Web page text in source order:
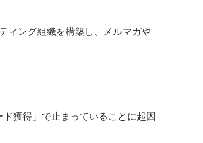
ィング組織を構築し、メルマガや
獲得」で止まっていることに起因